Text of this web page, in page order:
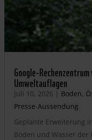
Google-
Umweltauflagen
Juli 10, 2026 | Boden,
Presse-Aussendung
Geplante Erweiterung
Böden und Wasser der